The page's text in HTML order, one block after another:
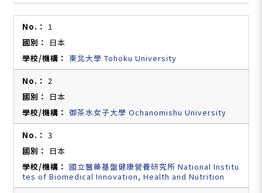
1
日本
東北大學 Tohoku University
2
日本
御茶水女子大學 Ochanomishu University
3
日本
國立醫藥基盤健康營養研究所 National Institu
tes of Biomedical Innovation, Health and Nutrition